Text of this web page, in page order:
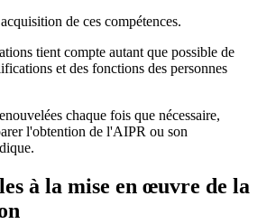
de ces compétences.
tient compte autant que possible de
et des fonctions des personnes
chaque fois que nécessaire,
l'obtention de l'AIPR ou son
à la mise en œuvre de la